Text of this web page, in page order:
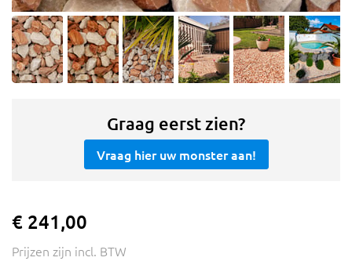
Graag eerst zien?
Vraag hier uw monster aan!
€ 241,00
Prijzen zijn incl. BTW